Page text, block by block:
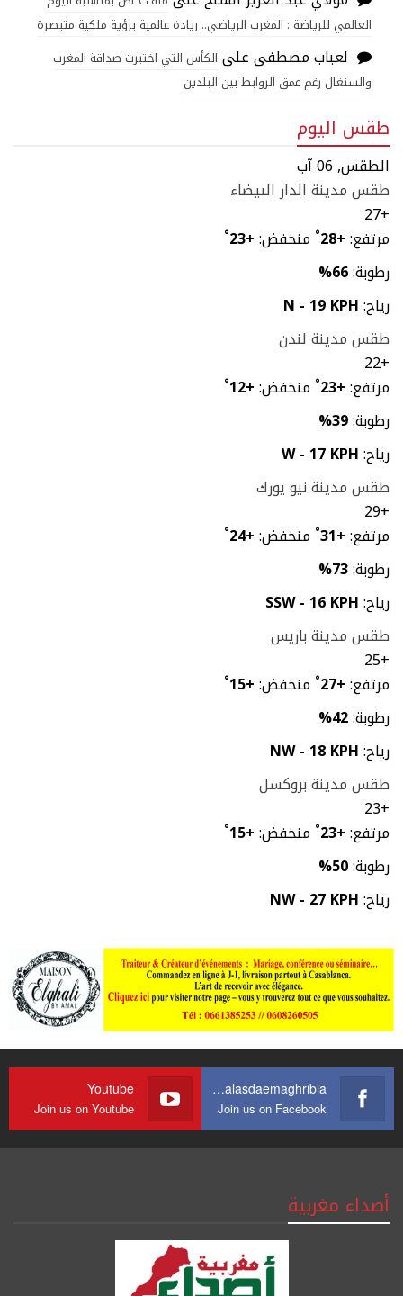
العالمي للرياضة : المغرب الرياضي.. ريادة عالمية برؤية ملكية متبصرة
لعباب مصطفىعلى الكأس التي اختبرت صداقة المغرب
والسنغال رغم عمق الروابط بين البلدين
طقس اليوم
الطقس, 06 آب
طقس مدينة الدار البيضاء
+
27
مرتفع:+
28
° منخفض:+
23
°
رطوبة:66%
رياح:N - 19 KPH
طقس مدينة لندن
+
22
مرتفع:+
23
° منخفض:+
12
°
رطوبة:39%
رياح:W - 17 KPH
طقس مدينة نيو يورك
+
29
مرتفع:+
31
° منخفض:+
24
°
رطوبة:73%
رياح:SSW - 16 KPH
طقس مدينة باريس
+
25
مرتفع:+
27
° منخفض:+
15
°
رطوبة:42%
رياح:NW - 18 KPH
طقس مدينة بروكسل
+
23
مرتفع:+
23
° منخفض:+
15
°
رطوبة:50%
رياح:NW - 27 KPH
https://web.facebook.com/journalasdaemaghribia/
Join us on Facebook
Youtube
Join us on Youtube
أصداء مغربية